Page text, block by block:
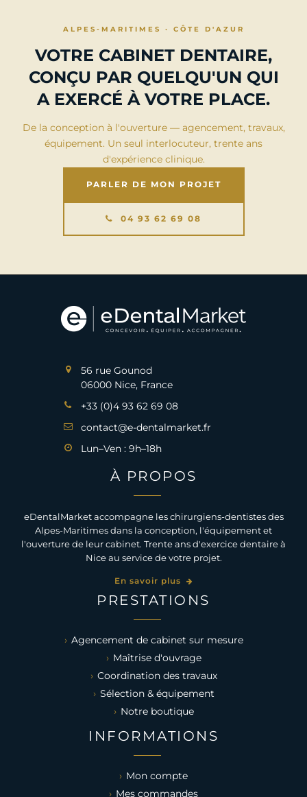
ALPES-MARITIMES · CÔTE D'AZUR
VOTRE CABINET DENTAIRE,
CONÇU PAR QUELQU'UN QUI
A EXERCÉ À VOTRE PLACE.
De la conception à l'ouverture — agencement, travaux,
équipement. Un seul interlocuteur, trente ans
d'expérience clinique.
PARLER DE MON PROJET
04 93 62 69 08
56 rue Gounod
06000 Nice, France
+33 (0)4 93 62 69 08
contact@e-dentalmarket.fr
Lun–Ven : 9h–18h
À PROPOS
eDentalMarket accompagne les chirurgiens-dentistes des
Alpes-Maritimes dans la conception, l'équipement et
l'ouverture de leur cabinet. Trente ans d'exercice dentaire à
Nice au service de votre projet.
En savoir plus
PRESTATIONS
Agencement de cabinet sur mesure
Maîtrise d'ouvrage
Coordination des travaux
Sélection & équipement
Notre boutique
INFORMATIONS
Mon compte
Mes commandes